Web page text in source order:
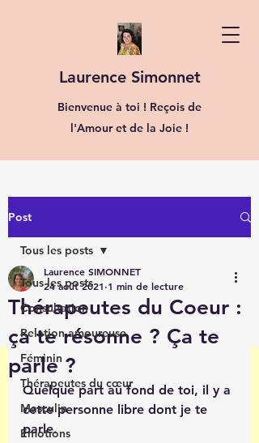
Laurence Simonnet
Bienvenue à toi ! Reçois de
l'Amour et de la Joie !
Post
Tous les posts
Consultation
Relation amoureuse
Féminin
Thérapeutes du cœur
Masculin
Émotions
Tous les posts
Thérapeutes du Coeur :
ça te résonne ? Ça te
parle ?
Laurence SIMONNET
24 août 2021 1 min de lecture
Quelque part au fond de toi, il y a
cette personne libre dont je te
parle.